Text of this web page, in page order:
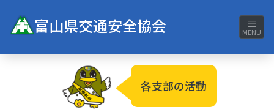
富山県交通安全協会 MENU
各支部の活動